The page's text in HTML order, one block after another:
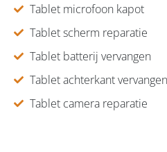
Tablet microfoon kapot
Tablet scherm reparatie
Tablet batterij vervangen
Tablet achterkant vervangen
Tablet camera reparatie